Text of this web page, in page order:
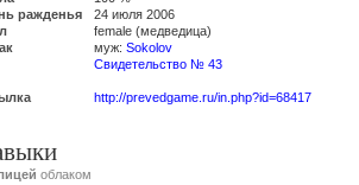
ражденья
24 июля 2006
female (медведица)
муж: Sokolov
Свидетельство № 43
http://prevedgame.ru/in.php?id=68417
облаком